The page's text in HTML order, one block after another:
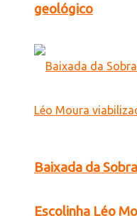
geológico
Baixada da
Escolinha Léo